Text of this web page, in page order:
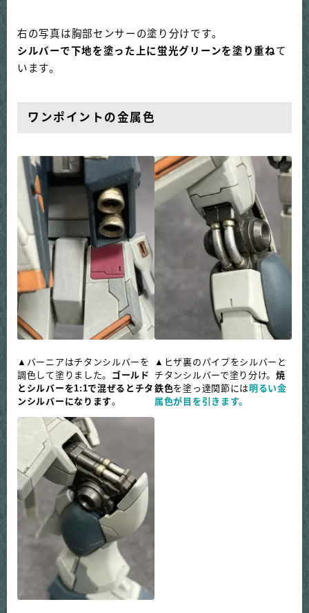
右の写真は胸部センサーの塗り分けです。
シルバーで下地を塗った上に蛍光グリーンを塗り重ねて
います。
ワンポイントの金属色
▲バーニアはチタンシルバー を
調色して塗りました。 ゴールド
とシルバーを1:1で混ぜるとチタ
ンシルバーになります。
▲ ヒザ裏のパイプをシルバーと
チタンシルバーで塗り分け。焼
鉄色を塗っ達関節には 明るい金
属色が目を引きます。